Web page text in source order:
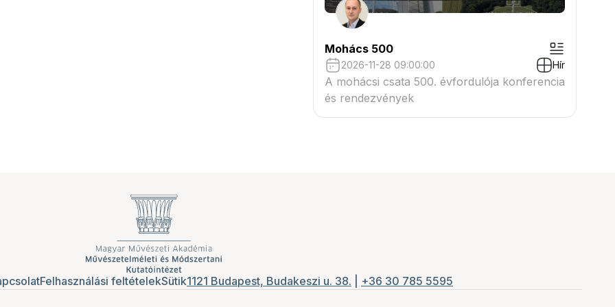
Mohács 500
2026-11-28 09:00:00 Hír
A mohácsi csata 500. évfordulója konferencia
és rendezvények
Felhasználási feltételekSütik1121 Budapest, Budakeszi u. 38. +36 30 785 5595